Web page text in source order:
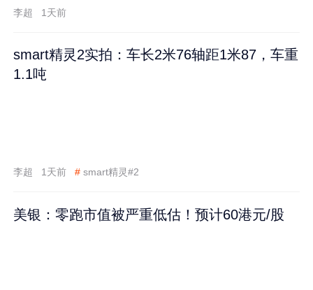
李超 1天前
smart精灵2实拍：车长2米76轴距1米87，车重
1.1吨
李超 1天前 # smart精灵#2
美银：零跑市值被严重低估！预计60港元/股